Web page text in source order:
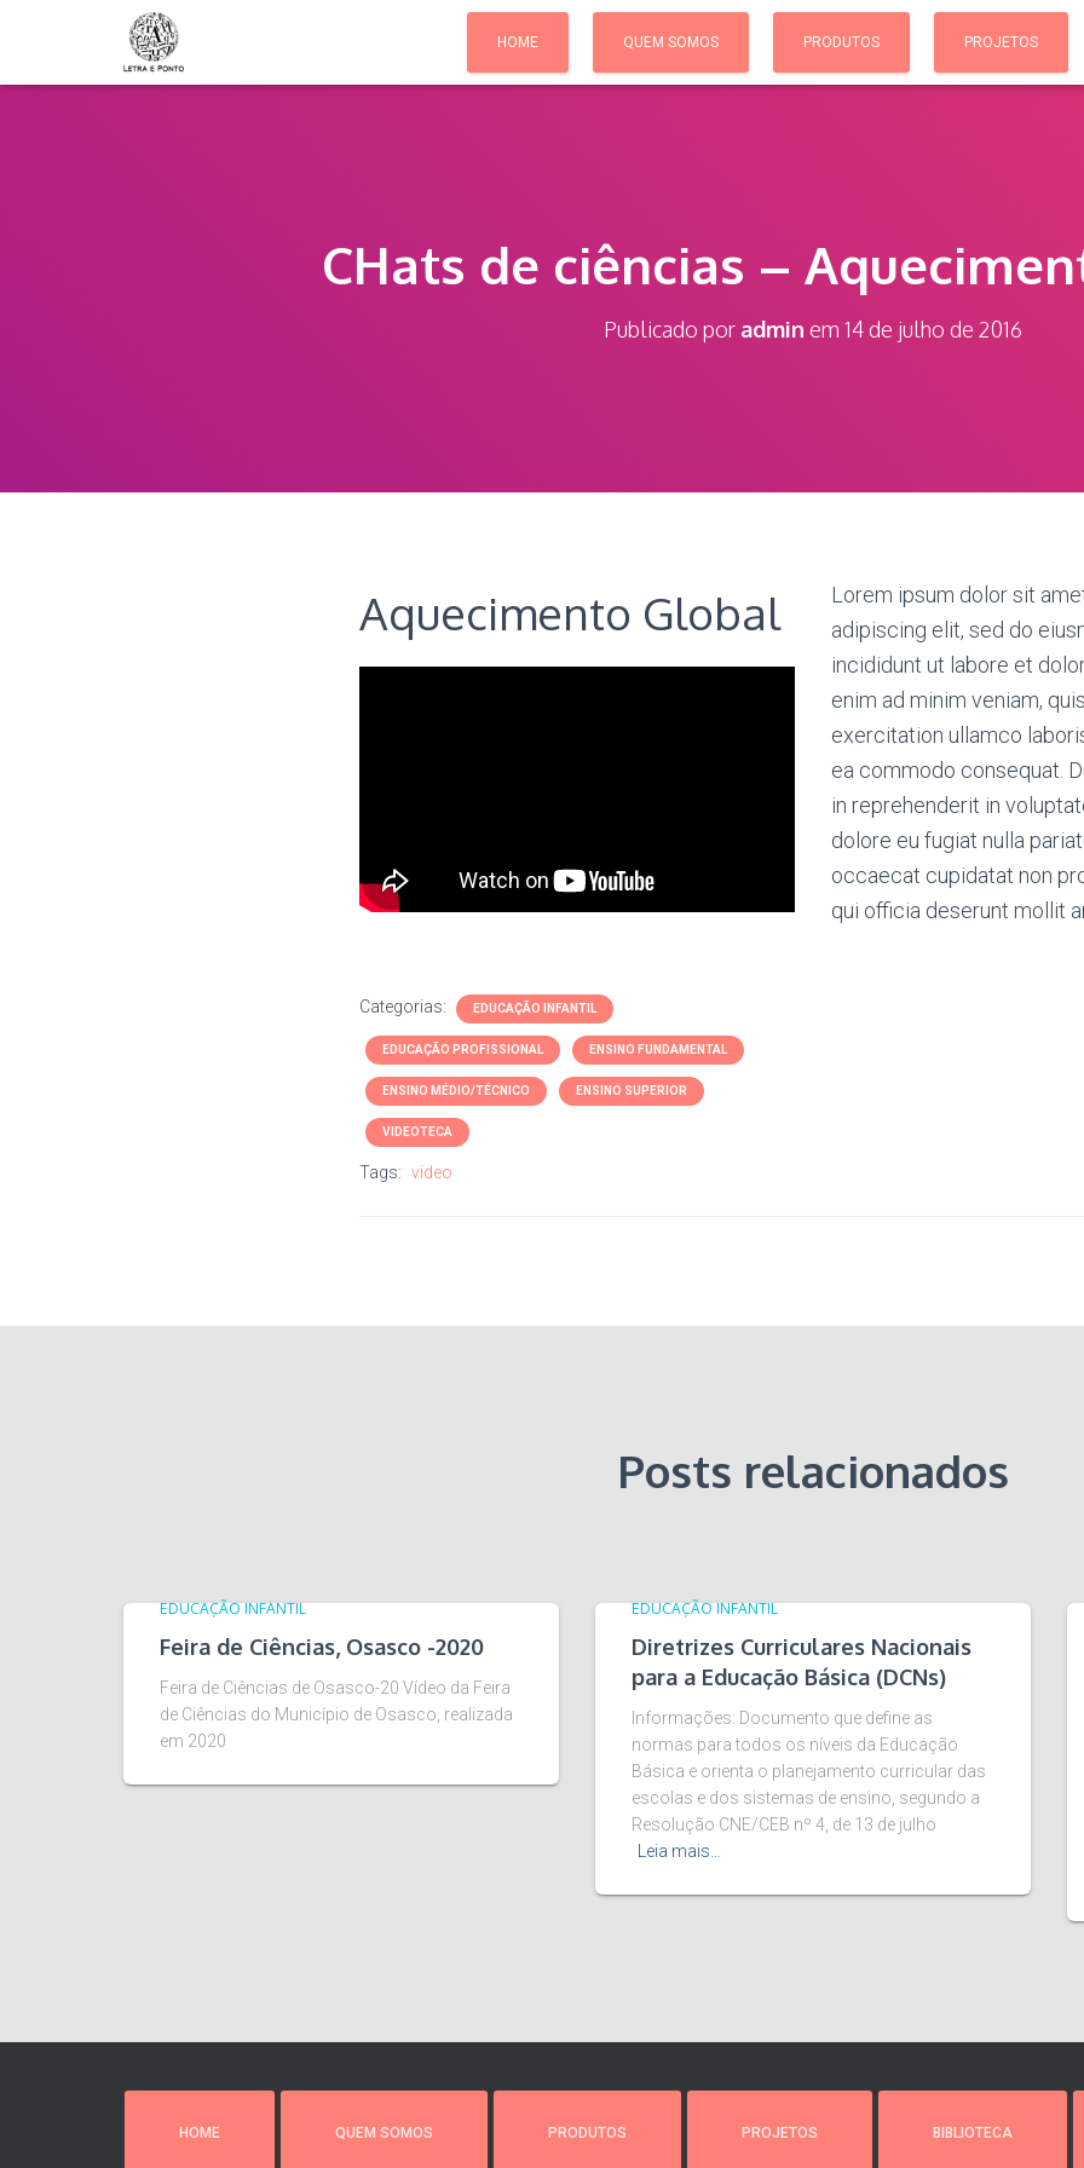
HOME QUEM SOMOS PRODUTOS PROJETOS
CHats de ciências –
Publicado por admin em 14 de julho de 2016
Aquecimento Global
Lorem ipsum dolor sit
adipiscing elit, sed do
incididunt ut labore et
enim ad minim veniam,
exercitation ullamco
ea commodo consequat.
in reprehenderit in
dolore eu fugiat nulla
occaecat cupidatat non
qui officia deserunt mollit
Categorias: EDUCAÇÃO INFANTIL
EDUCAÇÃO PROFISSIONAL ENSINO FUNDAMENTAL
ENSINO MÉDIO/TÉCNICO ENSINO SUPERIOR
VIDEOTECA
Tags: video
Posts relacionados
EDUCAÇÃO INFANTIL
Feira de Ciências, Osasco -2020
Feira de Ciências de Osasco-20 Vídeo da Feira
de Ciências do Município de Osasco, realizada
em 2020
EDUCAÇÃO INFANTIL
Diretrizes Curriculares Nacionais
para a Educação Básica (DCNs)
Informações: Documento que define as
normas para todos os níveis da Educação
Básica e orienta o planejamento curricular das
escolas e dos sistemas de ensino, segundo a
Resolução CNE/CEB nº 4, de 13 de julho
Leia mais…
HOME QUEM SOMOS PRODUTOS PROJETOS BIBLIOTECA